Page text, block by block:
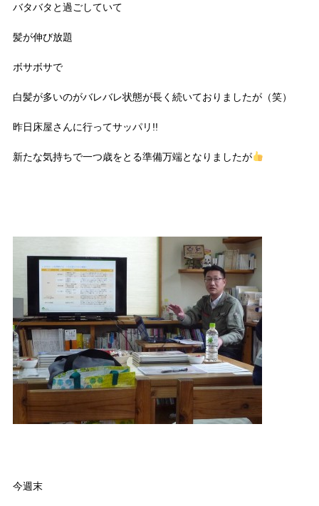
バタバタと過ごしていて
髪が伸び放題
ボサボサで
白髪が多いのがバレバレ状態が長く続いておりましたが（笑）
昨日床屋さんに行ってサッパリ!!
新たな気持ちで一つ歳をとる準備万端となりましたが
今週末